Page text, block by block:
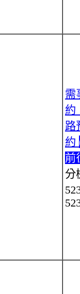
需
約
路
約
前
分